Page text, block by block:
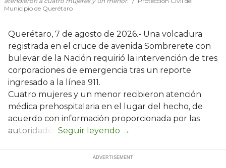
Municipio de Querétaro
Querétaro, 7 de agosto de 2026.- Una volcadura
registrada en el cruce de avenida Sombrerete con
bulevar de la Nación requirió la intervención de tres
corporaciones de emergencia tras un reporte
ingresado a la línea 911.
Cuatro mujeres y un menor recibieron atención
médica prehospitalaria en el lugar del hecho, de
acuerdo con información proporcionada por las
autoridades.